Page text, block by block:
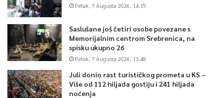
Petak, 7 Augusta 2026, 14:35
Saslušane još četiri osobe povezane s
Memorijalnim centrom Srebrenica, na
spisku ukupno 26
Petak, 7 Augusta 2026, 13:48
Juli donio rast turističkog prometa u KS –
Više od 112 hiljada gostiju i 241 hiljada
noćenja